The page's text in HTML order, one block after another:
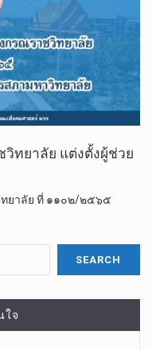
ทยาลัย แต่งตั้งผู้ช่วย
ยาลัย ที่ ๑๑๐๒/๒๕๖๕
ใจ